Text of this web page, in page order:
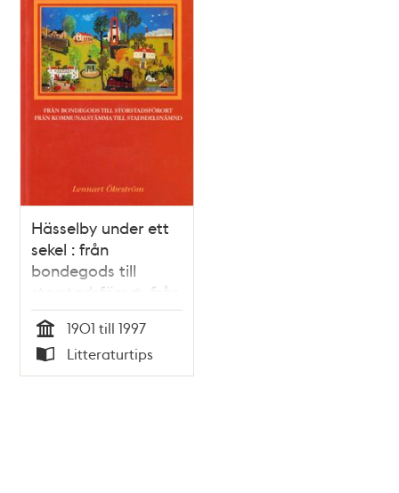
Hässelby under ett
sekel : från
bondegods till
storstadsförort, från
kommunalstämma
till stadsdelsnämnd
/ Lennart Öhrström
Tid
1901 till 1997
Typ
Litteraturtips